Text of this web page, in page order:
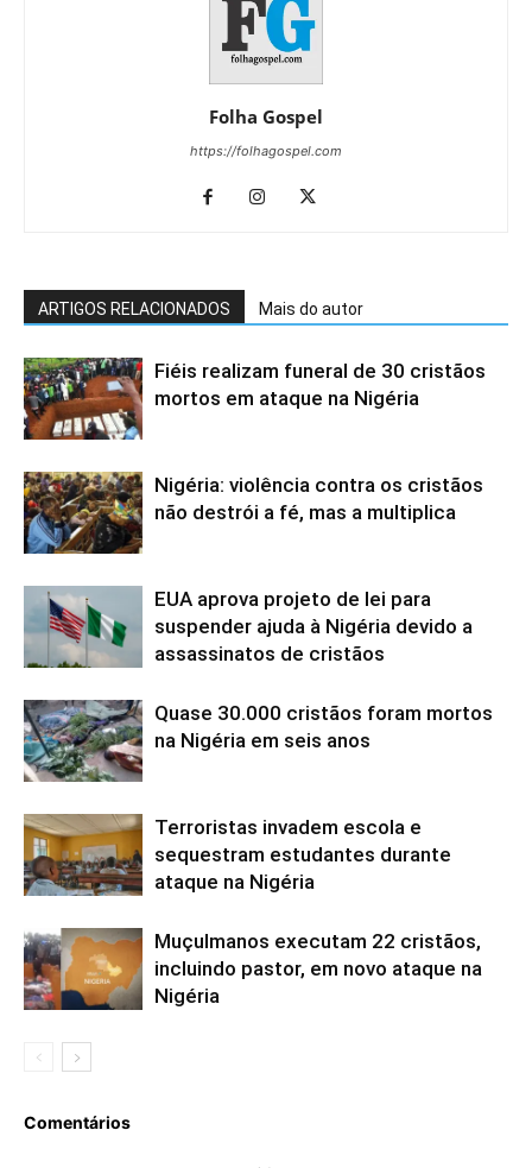
Folha Gospel
https://folhagospel.com
ARTIGOS RELACIONADOS Mais do autor
Fiéis realizam funeral de 30 cristãos
mortos em ataque na Nigéria
Nigéria: violência contra os cristãos
não destrói a fé, mas a multiplica
EUA aprova projeto de lei para
suspender ajuda à Nigéria devido a
assassinatos de cristãos
Quase 30.000 cristãos foram mortos
na Nigéria em seis anos
Terroristas invadem escola e
sequestram estudantes durante
ataque na Nigéria
Muçulmanos executam 22 cristãos,
incluindo pastor, em novo ataque na
Nigéria
Comentários